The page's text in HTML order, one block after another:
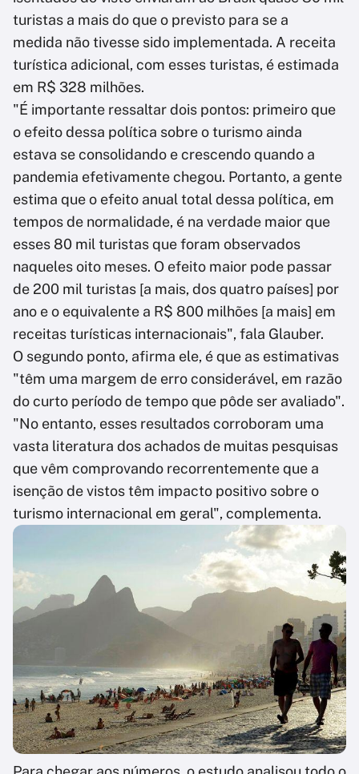
turistas a mais do que o previsto para se a
medida não tivesse sido implementada. A receita
turística adicional, com esses turistas, é estimada
em R$ 328 milhões.
"É importante ressaltar dois pontos: primeiro que
o efeito dessa política sobre o turismo ainda
estava se consolidando e crescendo quando a
pandemia efetivamente chegou. Portanto, a gente
estima que o efeito anual total dessa política, em
tempos de normalidade, é na verdade maior que
esses 80 mil turistas que foram observados
naqueles oito meses. O efeito maior pode passar
de 200 mil turistas [a mais, dos quatro países] por
ano e o equivalente a R$ 800 milhões [a mais] em
receitas turísticas internacionais", fala Glauber.
O segundo ponto, afirma ele, é que as estimativas
"têm uma margem de erro considerável, em razão
do curto período de tempo que pôde ser avaliado".
"No entanto, esses resultados corroboram uma
vasta literatura dos achados de muitas pesquisas
que vêm comprovando recorrentemente que a
isenção de vistos têm impacto positivo sobre o
turismo internacional em geral", complementa.